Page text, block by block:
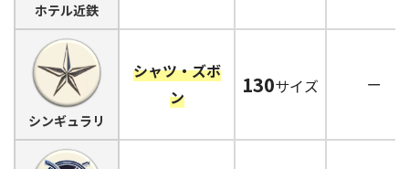
ホテル近鉄
シンギュラリ
シャツ・ズボ
ン
130サイズ ー